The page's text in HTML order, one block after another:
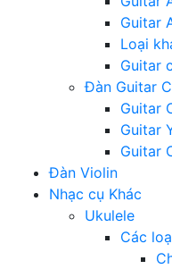
Guitar
Loại
Guitar
Đàn Guitar
Guitar
Guitar
Guitar
Đàn Violin
Nhạc cụ Khác
Ukulele
Các